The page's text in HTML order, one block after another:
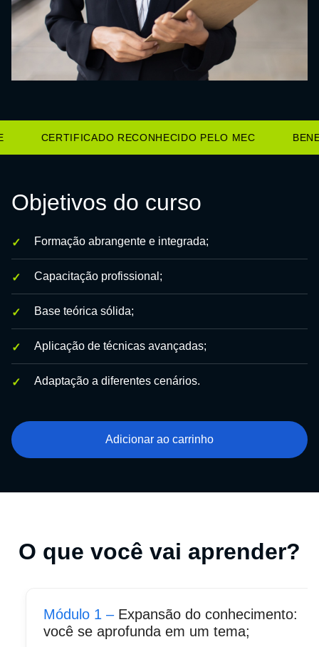
CERTIFICADO RECONHECIDO PELO MEC
Objetivos do curso
Formação abrangente e integrada;
Capacitação profissional;
Base teórica sólida;
Aplicação de técnicas avançadas;
Adaptação a diferentes cenários.
Adicionar ao carrinho
O que você vai aprender?
Módulo 1 – Expansão do conhecimento:
você se aprofunda em um tema;